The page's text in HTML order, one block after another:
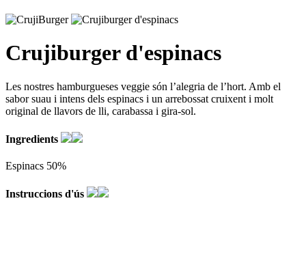
Crujiburger d'espinacs
Les nostres hamburgueses veggie són l’alegria de l’hort. Amb el
sabor suau i intens dels espinacs i un arrebossat cruixent i molt
original de llavors de lli, carabassa i gira-sol.
Ingredients
Espinacs 50%
Instruccions d'ús